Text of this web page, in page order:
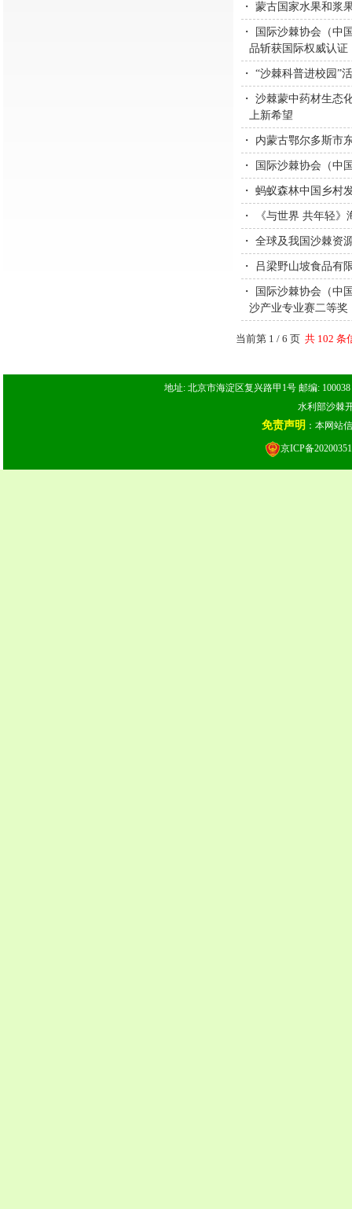
・ 蒙古国家水果和浆
・
国际沙棘协会（中
品斩获国际权威认证
・ “沙棘科普进校园”
・ 沙棘蒙中药材生态
上新希望
・ 内蒙古鄂尔多斯市
・ 国际沙棘协会（中
・ 蚂蚁森林中国乡村
・ 《与世界 共年轻
・ 全球及我国沙棘资
・ 吕梁野山坡食品有
・
国际沙棘协会（中
沙产业专业赛二等奖
当前第 1 / 6 页 共 102 条
地址: 北京市海淀区复兴路甲1号 邮编:
水利部沙棘
免责声明 ：本网站
京ICP备